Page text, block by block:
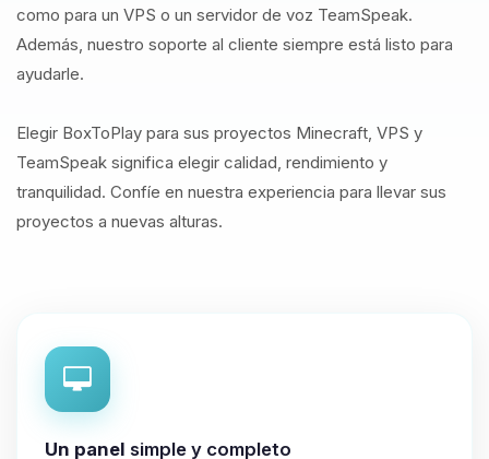
como para un VPS o un servidor de voz TeamSpeak.
Además, nuestro soporte al cliente siempre está listo para
ayudarle.
Elegir BoxToPlay para sus proyectos Minecraft, VPS y
TeamSpeak significa elegir calidad, rendimiento y
tranquilidad. Confíe en nuestra experiencia para llevar sus
proyectos a nuevas alturas.
Un panel simple y completo